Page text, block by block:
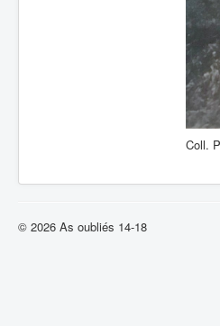
Coll.
© 2026 As oubliés 14-18